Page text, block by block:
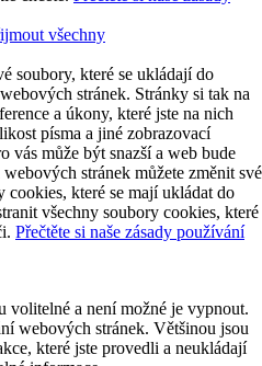
všechny
soubory, které se ukládají do
stránek. Stránky si tak na
a úkony, které jste na nich
písma a jiné zobrazovací
vás může být snazší a web bude
stránek můžete změnit své
které se mají ukládat do
všechny soubory cookies, které
Přečtěte si naše zásady používání
volitelné a není možné je vypnout.
webových stránek. Většinou jsou
které jste provedli a neukládají